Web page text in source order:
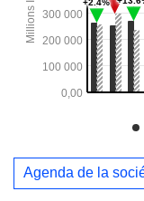
Agenda de la